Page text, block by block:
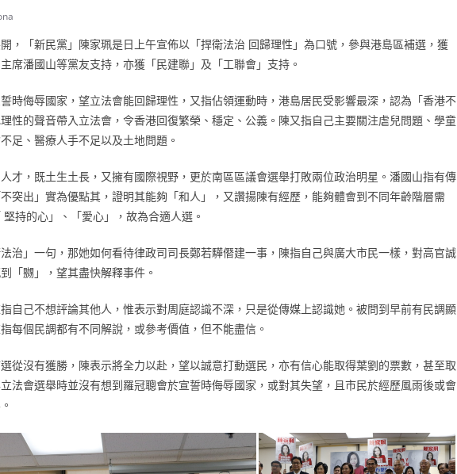
，「新民黨」陳家珮是日上午宣佈以「捍衛法治 回歸理性」為口號，參與港島區補選，獲
席潘國山等黨友支持，亦獲「民建聯」及「工聯會」支持。
時侮辱國家，望立法會能回歸理性，又指佔領運動時，港島居民受影響最深，認為「香港不
性的聲音帶入立法會，令香港回復繁榮、穩定、公義。陳又指自己主要關注虐兒問題、學童
足、醫療人手不足以及土地問題。
才，既土生土長，又擁有國際視野，更於南區區議會選舉打敗兩位政治明星。潘國山指有傳
突出」實為優點其，證明其能夠「和人」，又讚揚陳有經歷，能夠體會到不同年齡階層需
持的心」、「愛心」，故為合適人選。
治」一句，那她如何看待律政司司長鄭若驊僭建一事，陳指自己與廣大市民一樣，對高官誠
「嬲」，望其盡快解釋事件。
自己不想評論其他人，惟表示對周庭認識不深，只是從傳媒上認識她。被問到早前有民調顯
每個民調都有不同解說，或參考價值，但不能盡信。
從沒有獲勝，陳表示將全力以赴，望以誠意打動選民，亦有信心能取得葉劉的票數，甚至取
法會選舉時並沒有想到羅冠聰會於宣誓時侮辱國家，或對其失望，且市民於經歷風雨後或會